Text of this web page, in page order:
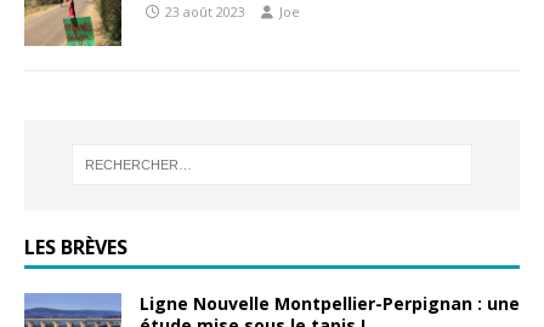
23 août 2023 Joe
LES BRÈVES
Ligne Nouvelle Montpellier-Perpignan : une